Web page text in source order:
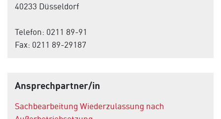
40233 Düsseldorf
Telefon: 0211 89-91
Fax: 0211 89-29187
Ansprechpartner/in
Sachbearbeitung Wiederzulassung nach